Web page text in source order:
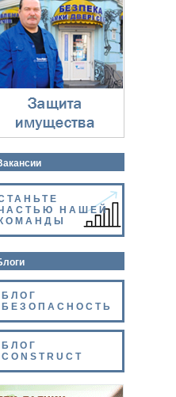
⇓
НАШЕЙ
КОМАНДЫ
БЛОГ
БЕЗОПАСНОСТЬ
БЛОГ
CONSTRUCT